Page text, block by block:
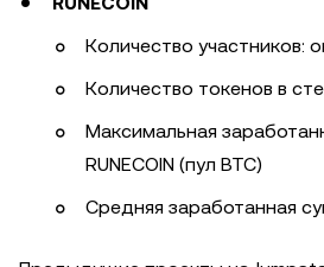
Количество участников:
Количество токенов в
Максимальная
RUNECOIN (пул BTC)
Средняя заработанная